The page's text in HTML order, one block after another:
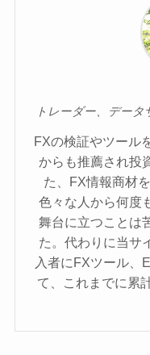
トレーダー、デー
FXの検証やツール
からも推薦され投
た、FX情報商材
色々な人から何度
舞台に立つことは
た。代わりに当サ
入者にFXツール、
て、これまでに累